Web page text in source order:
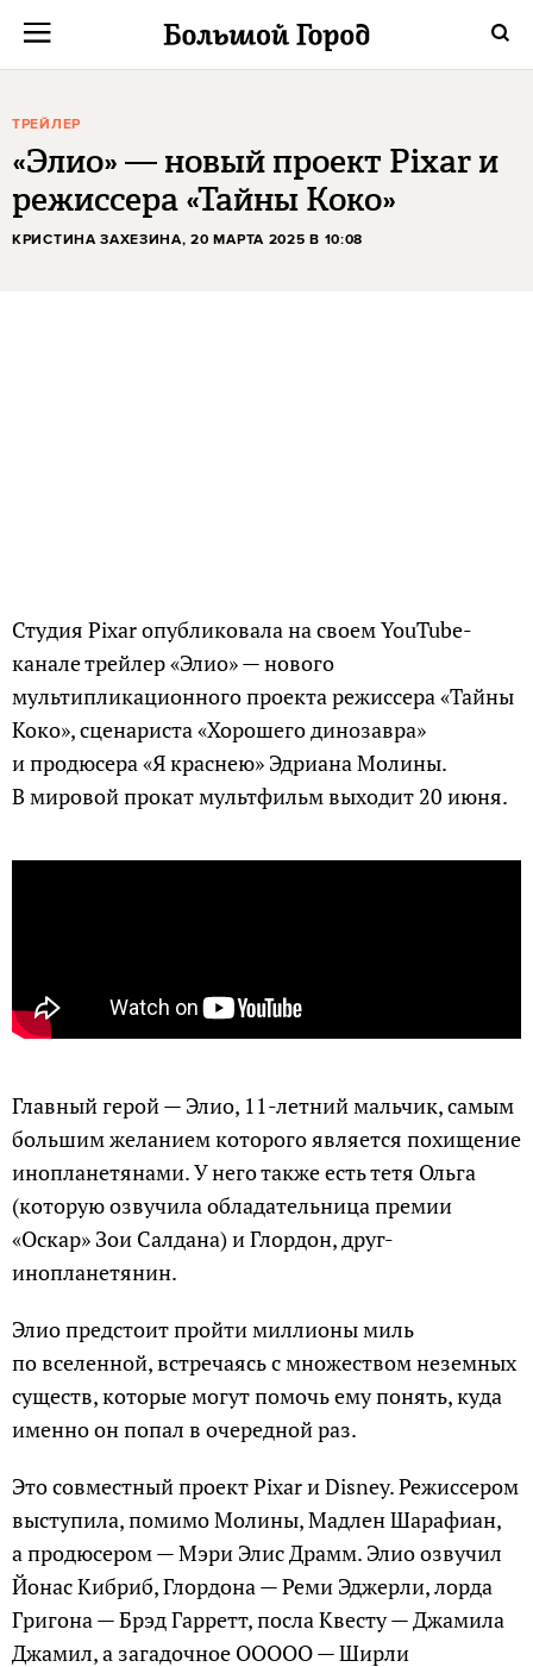
ТРЕЙЛЕР
«Элио» — новый проект Pixar и
режиссера «Тайны Коко»
КРИСТИНА ЗАХЕЗИНА, 20 МАРТА 2025 В 10:08
Студия Pixar опубликовала на своем YouTube-
канале трейлер «Элио» — нового
мультипликационного проекта режиссера «Тайны
Коко», сценариста «Хорошего динозавра»
и продюсера «Я краснею» Эдриана Молины.
В мировой прокат мультфильм выходит 20 июня.
Главный герой — Элио, 11-летний мальчик, самым
большим желанием которого является похищение
инопланетянами. У него также есть тетя Ольга
(которую озвучила обладательница премии
«Оскар» Зои Салдана) и Глордон, друг-
инопланетянин.
Элио предстоит пройти миллионы миль
по вселенной, встречаясь с множеством неземных
существ, которые могут помочь ему понять, куда
именно он попал в очередной раз.
Это совместный проект Pixar и Disney. Режиссером
выступила, помимо Молины, Мадлен Шарафиан,
а продюсером — Мэри Элис Драмм. Элио озвучил
Йонас Кибриб, Глордона — Реми Эджерли, лорда
Григона — Брэд Гарретт, посла Квесту — Джамила
Джамил, а загадочное OOOOO — Ширли